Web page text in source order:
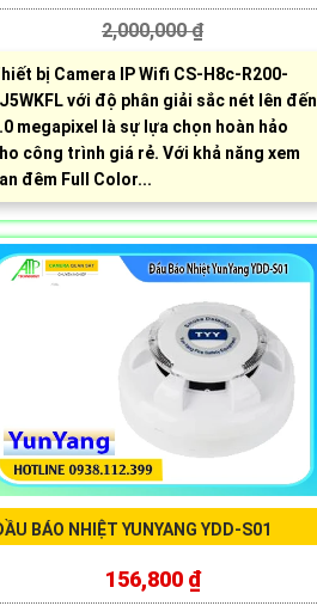
2,000,000 ₫
bị Camera IP Wifi CS-H8c-R200-
với độ phân giải sắc nét lên đến
megapixel là sự lựa chọn hoàn hảo
công trình giá rẻ. Với khả năng xem
đêm Full Color...
BÁO NHIỆT YUNYANG YDD-S01
156,800 ₫